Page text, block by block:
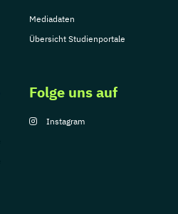
Mediadaten
Übersicht Studienportale
Folge uns auf
Instagram